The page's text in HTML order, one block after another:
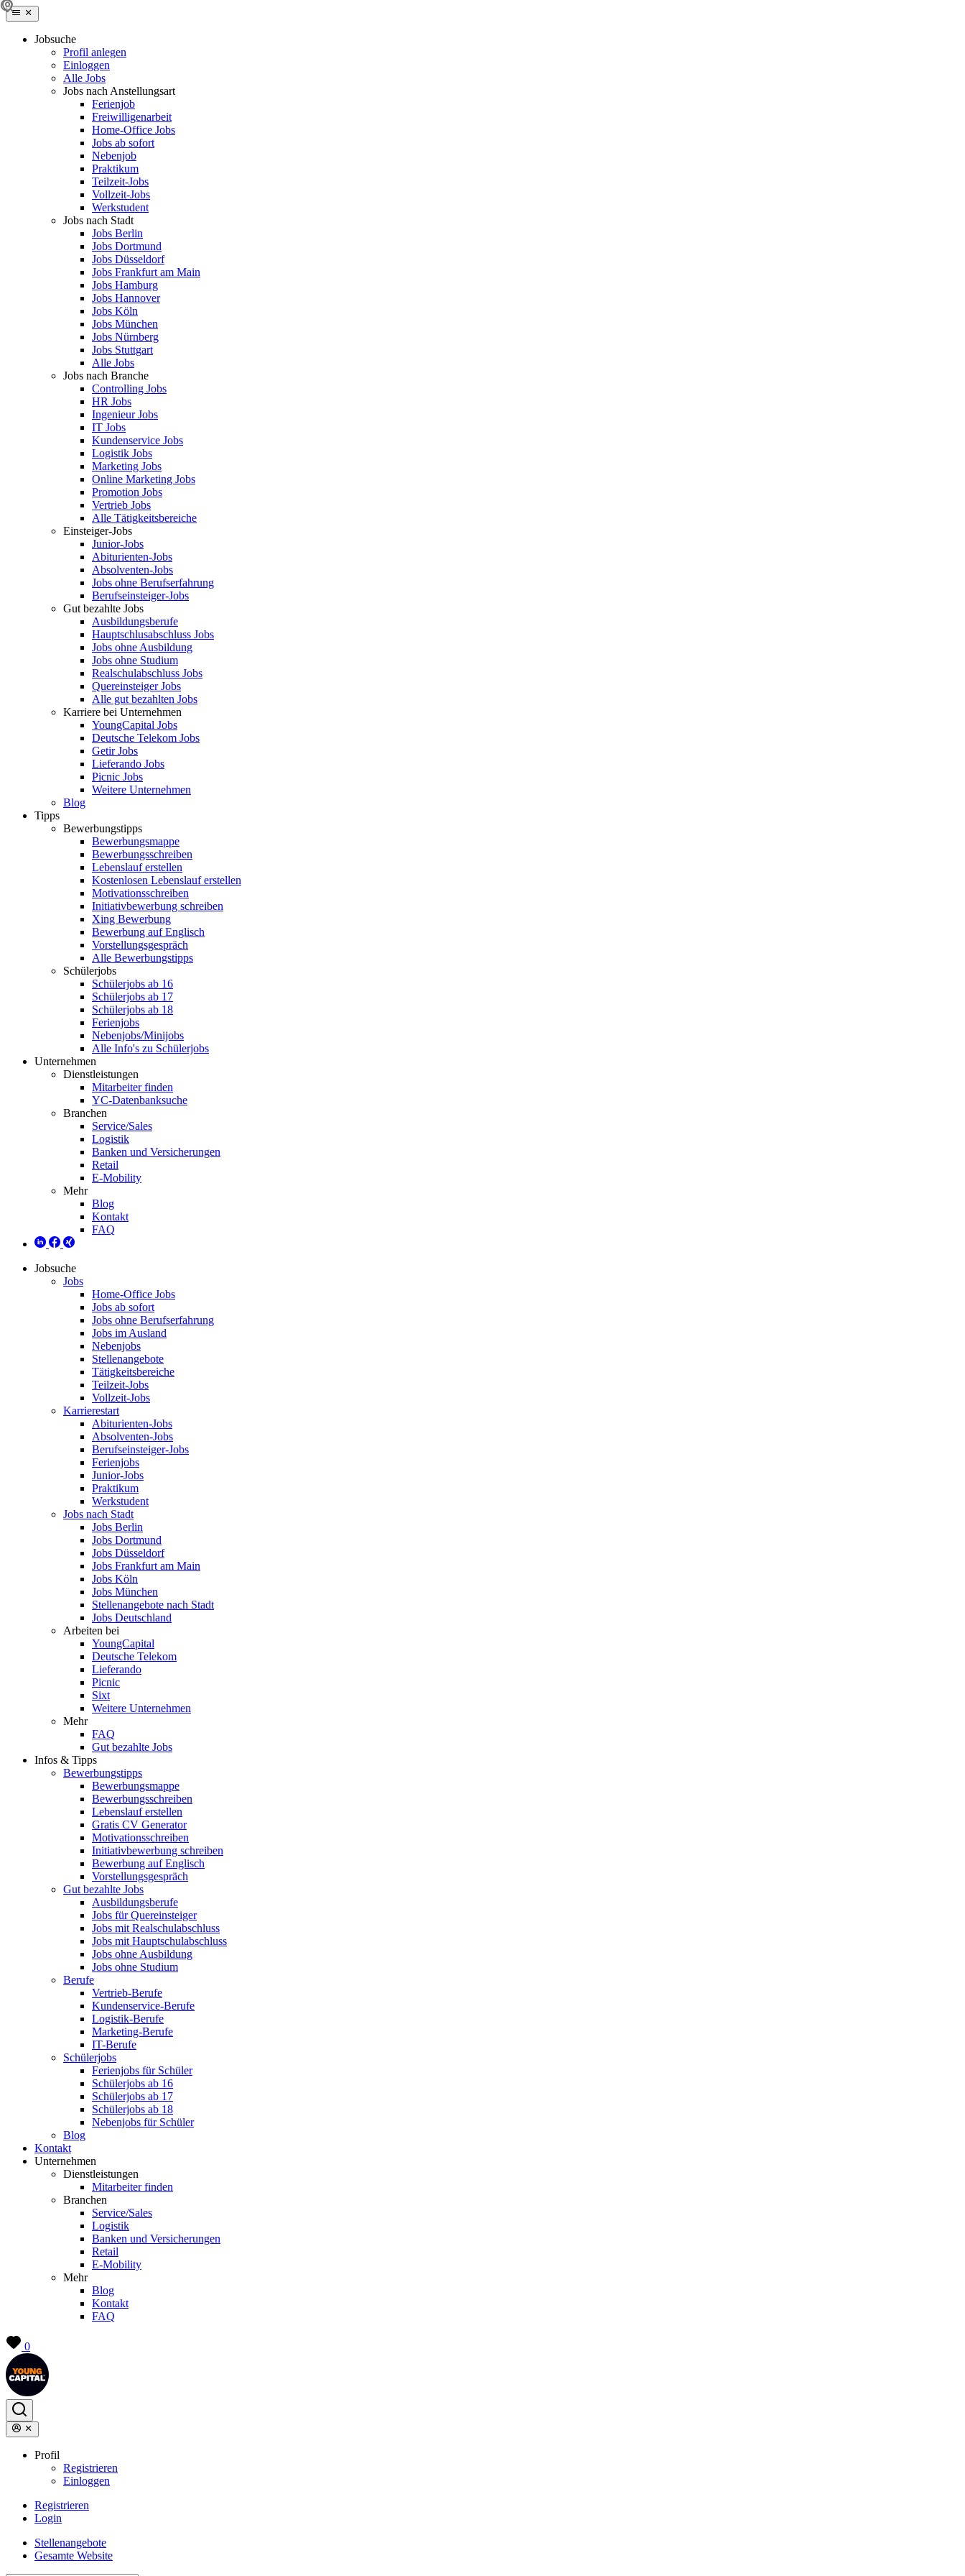
Jobsuche
Profil anlegen
Einloggen
Alle Jobs
Jobs nach Anstellungsart
Ferienjob
Freiwilligenarbeit
Home-Office Jobs
Jobs ab sofort
Nebenjob
Praktikum
Teilzeit-Jobs
Vollzeit-Jobs
Werkstudent
Jobs nach Stadt
Jobs Berlin
Jobs Dortmund
Jobs Düsseldorf
Jobs Frankfurt am Main
Jobs Hamburg
Jobs Hannover
Jobs Köln
Jobs München
Jobs Nürnberg
Jobs Stuttgart
Alle Jobs
Jobs nach Branche
Controlling Jobs
HR Jobs
Ingenieur Jobs
IT Jobs
Kundenservice Jobs
Logistik Jobs
Marketing Jobs
Online Marketing Jobs
Promotion Jobs
Vertrieb Jobs
Alle Tätigkeitsbereiche
Einsteiger-Jobs
Junior-Jobs
Abiturienten-Jobs
Absolventen-Jobs
Jobs ohne Berufserfahrung
Berufseinsteiger-Jobs
Gut bezahlte Jobs
Ausbildungsberufe
Hauptschlusabschluss Jobs
Jobs ohne Ausbildung
Jobs ohne Studium
Realschulabschluss Jobs
Quereinsteiger Jobs
Alle gut bezahlten Jobs
Karriere bei Unternehmen
YoungCapital Jobs
Deutsche Telekom Jobs
Getir Jobs
Lieferando Jobs
Picnic Jobs
Weitere Unternehmen
Blog
Tipps
Bewerbungstipps
Bewerbungsmappe
Bewerbungsschreiben
Lebenslauf erstellen
Kostenlosen Lebenslauf erstellen
Motivationsschreiben
Initiativbewerbung schreiben
Xing Bewerbung
Bewerbung auf Englisch
Vorstellungsgespräch
Alle Bewerbungstipps
Schülerjobs
Schülerjobs ab 16
Schülerjobs ab 17
Schülerjobs ab 18
Ferienjobs
Nebenjobs/Minijobs
Alle Info's zu Schülerjobs
Unternehmen
Dienstleistungen
Mitarbeiter finden
YC-Datenbanksuche
Branchen
Service/Sales
Logistik
Banken und Versicherungen
Retail
E-Mobility
Mehr
Blog
Kontakt
FAQ
Jobsuche
Jobs
Home-Office Jobs
Jobs ab sofort
Jobs ohne Berufserfahrung
Jobs im Ausland
Nebenjobs
Stellenangebote
Tätigkeitsbereiche
Teilzeit-Jobs
Vollzeit-Jobs
Karrierestart
Abiturienten-Jobs
Absolventen-Jobs
Berufseinsteiger-Jobs
Ferienjobs
Junior-Jobs
Praktikum
Werkstudent
Jobs nach Stadt
Jobs Berlin
Jobs Dortmund
Jobs Düsseldorf
Jobs Frankfurt am Main
Jobs Köln
Jobs München
Stellenangebote nach Stadt
Jobs Deutschland
Arbeiten bei
YoungCapital
Deutsche Telekom
Lieferando
Picnic
Sixt
Weitere Unternehmen
Mehr
FAQ
Gut bezahlte Jobs
Infos & Tipps
Bewerbungstipps
Bewerbungsmappe
Bewerbungsschreiben
Lebenslauf erstellen
Gratis CV Generator
Motivationsschreiben
Initiativbewerbung schreiben
Bewerbung auf Englisch
Vorstellungsgespräch
Gut bezahlte Jobs
Ausbildungsberufe
Jobs für Quereinsteiger
Jobs mit Realschulabschluss
Jobs mit Hauptschulabschluss
Jobs ohne Ausbildung
Jobs ohne Studium
Berufe
Vertrieb-Berufe
Kundenservice-Berufe
Logistik-Berufe
Marketing-Berufe
IT-Berufe
Schülerjobs
Ferienjobs für Schüler
Schülerjobs ab 16
Schülerjobs ab 17
Schülerjobs ab 18
Nebenjobs für Schüler
Blog
Kontakt
Unternehmen
Dienstleistungen
Mitarbeiter finden
Branchen
Service/Sales
Logistik
Banken und Versicherungen
Retail
E-Mobility
Mehr
Blog
Kontakt
FAQ
0
Profil
Registrieren
Einloggen
Registrieren
Login
Stellenangebote
Gesamte Website